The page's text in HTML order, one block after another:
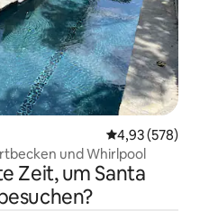
4,93 (578)
und Whirlpool
Zeit, um Santa